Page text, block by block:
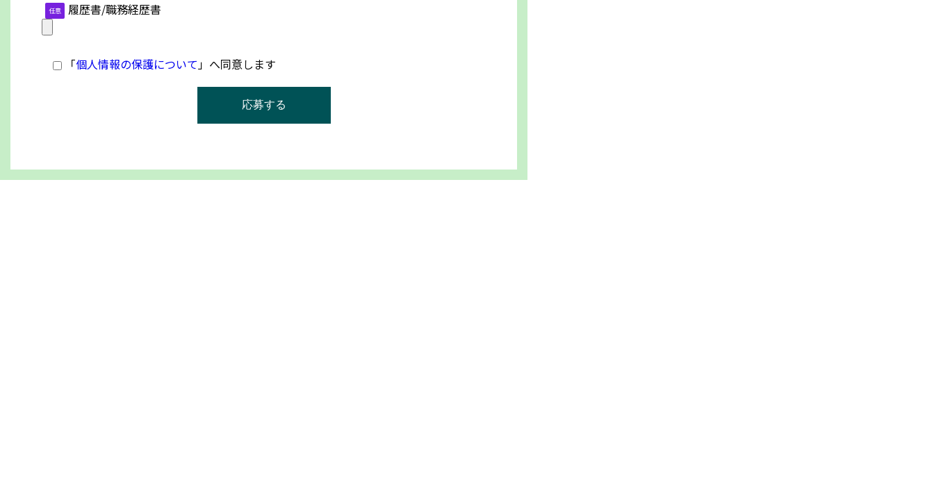
任意 履歴書/職務経歴書
「個人情報の保護について 」へ同意します